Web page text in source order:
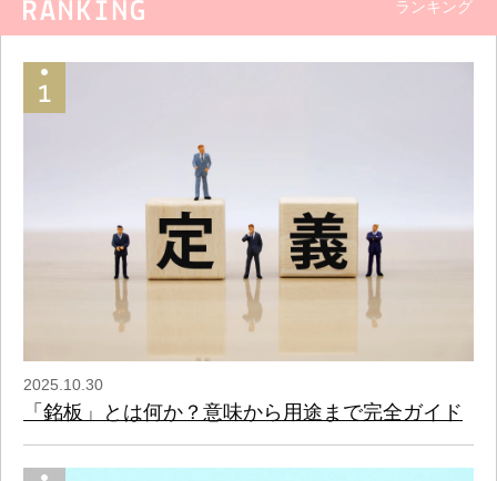
ランキング
2025.10.30
「銘板」とは何か？意味から用途まで完全ガイド